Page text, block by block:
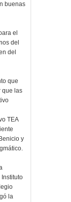
buenas
el
del
del
que
que las
TEA
y
la